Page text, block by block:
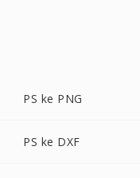
PS ke PNG
PS ke DXF